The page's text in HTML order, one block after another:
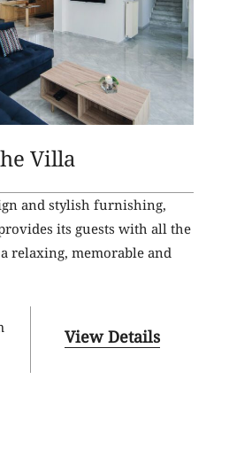
Villa
and stylish furnishing,
its guests with all the
relaxing, memorable and
View Details